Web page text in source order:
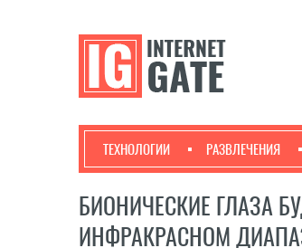
ТЕХНОЛОГИИ РАЗВЛЕЧЕНИЯ
БИОНИЧЕСКИЕ ГЛАЗА
ИНФРАКРАСНОМ